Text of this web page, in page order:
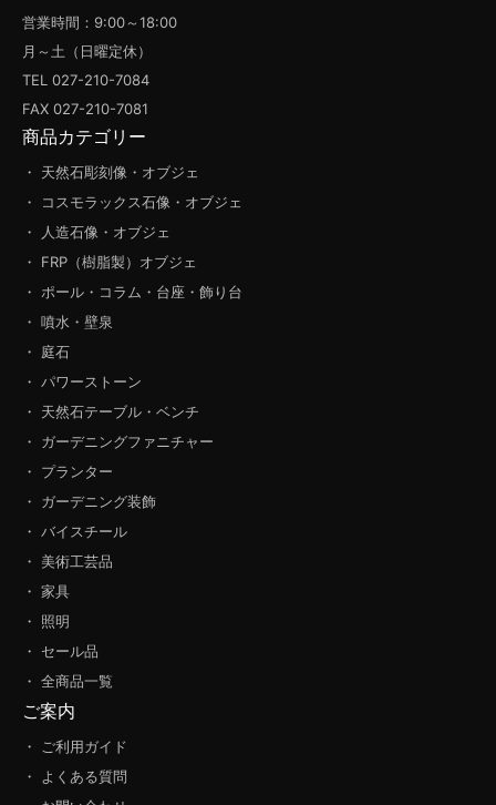
営業時間：9:00～18:00
月～土（日曜定休）
TEL 027-210-7084
FAX 027-210-7081
商品カテゴリー
・ 天然石彫刻像・オブジェ
・ コスモラックス石像・オブジェ
・ 人造石像・オブジェ
・ FRP（樹脂製）オブジェ
・ ポール・コラム・台座・飾り台
・ 噴水・壁泉
・ 庭石
・ パワーストーン
・ 天然石テーブル・ベンチ
・ ガーデニングファニチャー
・ プランター
・ ガーデニング装飾
・ バイスチール
・ 美術工芸品
・ 家具
・ 照明
・ セール品
・ 全商品一覧
ご案内
・ ご利用ガイド
・ よくある質問